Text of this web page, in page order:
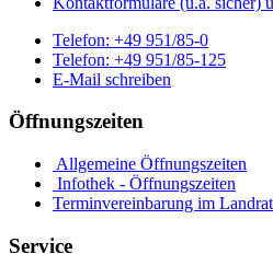
Telefon: +49 951/85-0
Telefon: +49 951/85-125
E-Mail schreiben
Öffnungszeiten
Allgemeine Öffnungszeiten
Infothek - Öffnungszeiten
Terminvereinbarung im
Service